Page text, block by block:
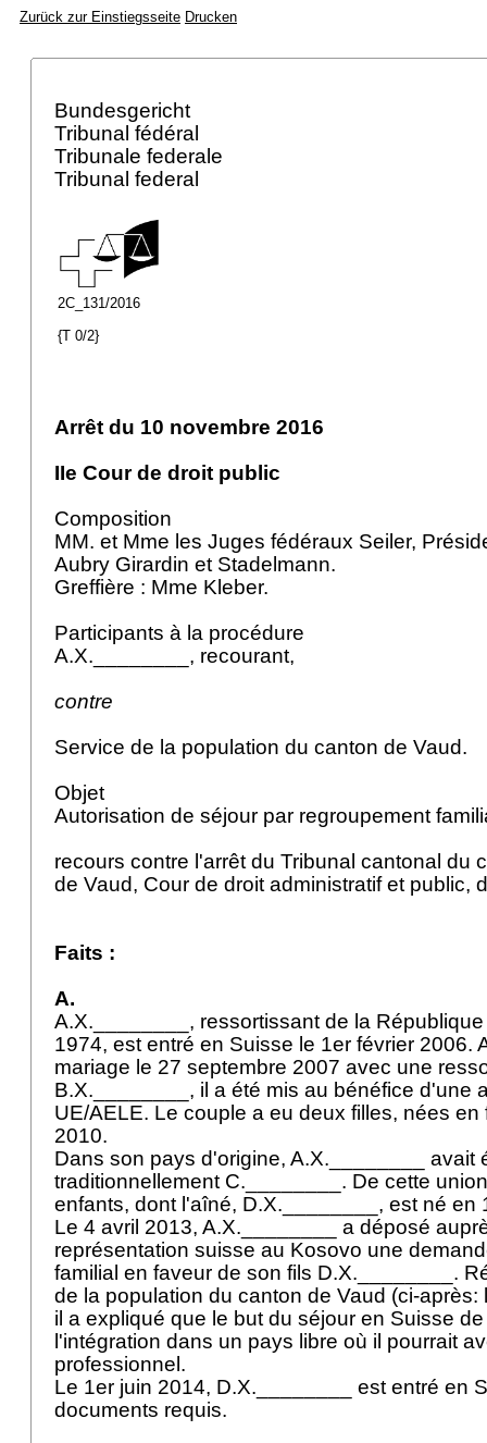
Zurück zur Einstiegsseite Drucken
Bundesgericht
Tribunal fédéral
Tribunale federale
Tribunal federal
2C_131/2016
{T 0/2}
Arrêt du 10 novembre 2016
IIe Cour de droit public
Composition
MM. et Mme les Juges fédéraux Seiler,
Aubry Girardin et Stadelmann.
Greffière : Mme Kleber.
Participants à la procédure
A.X.________, recourant,
contre
Service de la population du canton de Vaud.
Objet
Autorisation de séjour par regroupement
recours contre l'arrêt du Tribunal cantonal du
de Vaud, Cour de droit administratif et public,
Faits :
A.
A.X.________, ressortissant de la
1974, est entré en Suisse le 1er février 2006.
mariage le 27 septembre 2007 avec une
B.X.________, il a été mis au bénéfice d'une
UE/AELE. Le couple a eu deux filles, nées en
2010.
Dans son pays d'origine, A.X.________ avait
traditionnellement C.________. De cette
enfants, dont l'aîné, D.X.________, est né en
Le 4 avril 2013, A.X.________ a déposé
représentation suisse au Kosovo une
familial en faveur de son fils D.X.________.
de la population du canton de Vaud (ci-après:
il a expliqué que le but du séjour en Suisse
l'intégration dans un pays libre où il pourrait
professionnel.
Le 1er juin 2014, D.X.________ est entré en
documents requis.